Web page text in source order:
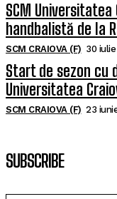
SCM
handbalistă de la
SCM CRAIOVA (F) 30
Start de sezon cu
Universitatea
SCM CRAIOVA (F) 23
SUBSCRIBE